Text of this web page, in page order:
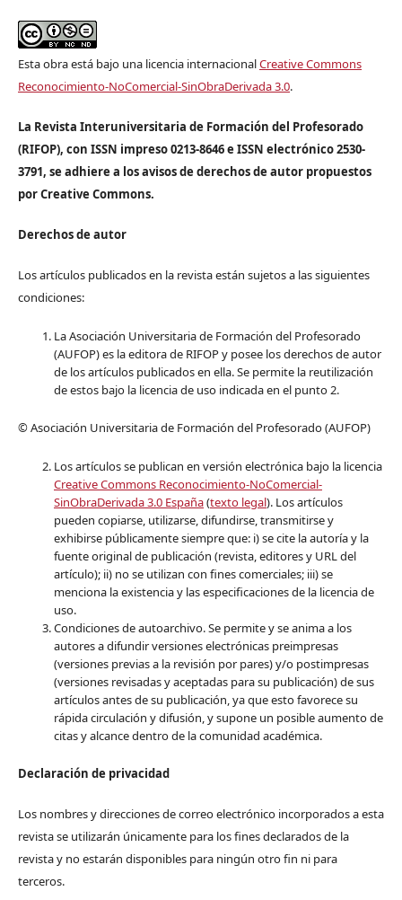
Esta obra está bajo una licencia internacionalCreative Commons
Reconocimiento-NoComercial-SinObraDerivada 3.0.
La Revista Interuniversitaria de Formación del Profesorado
(RIFOP), con ISSN impreso 0213-8646 e ISSN electrónico 2530-
3791, se adhiere a los avisos de derechos de autor propuestos
por Creative Commons.
Derechos de autor
Los artículos publicados en la revista están sujetos a las siguientes
condiciones:
La Asociación Universitaria de Formación del Profesorado
(AUFOP) es la editora de RIFOP y posee los derechos de autor
de los artículos publicados en ella. Se permite la reutilización
de estos bajo la licencia de uso indicada en el punto 2.
© Asociación Universitaria de Formación del Profesorado (AUFOP)
Los artículos se publican en versión electrónica bajo la licencia
Creative Commons Reconocimiento-NoComercial-
SinObraDerivada 3.0 España(texto legal). Los artículos
pueden copiarse, utilizarse, difundirse, transmitirse y
exhibirse públicamente siempre que: i) se cite la autoría y la
fuente original de publicación (revista, editores y URL del
artículo); ii) no se utilizan con fines comerciales; iii) se
menciona la existencia y las especificaciones de la licencia de
uso.
Condiciones de autoarchivo. Se permite y se anima a los
autores a difundir versiones electrónicas preimpresas
(versiones previas a la revisión por pares) y/o postimpresas
(versiones revisadas y aceptadas para su publicación) de sus
artículos antes de su publicación, ya que esto favorece su
rápida circulación y difusión, y supone un posible aumento de
citas y alcance dentro de la comunidad académica.
Declaración de privacidad
Los nombres y direcciones de correo electrónico incorporados a esta
revista se utilizarán únicamente para los fines declarados de la
revista y no estarán disponibles para ningún otro fin ni para
terceros.